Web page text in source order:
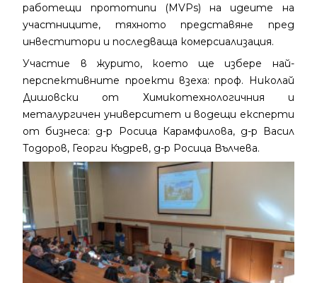
работещи прототипи (MVPs) на идеите на
участниците, тяхното представяне пред
инвеститори и последваща комерсиализация.
Участие в журито, което ще избере най-
перспективните проекти взеха: проф. Николай
Дишовски от Химикотехнологичния и
металургичен университет и водещи експерти
от бизнеса: д-р Росица Карамфилова, д-р Васил
Тодоров, Георги Къдрев, д-р Росица Вълчева.